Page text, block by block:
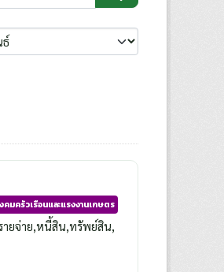
คมครัวเรือนและแรงงานเกษตร
ายจ่าย,หนี้สิน,ทรัพย์สิน,